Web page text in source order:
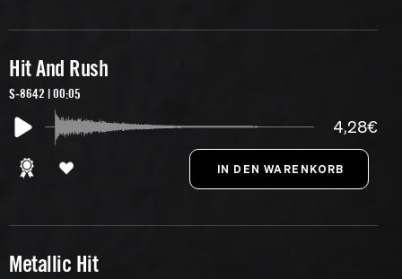
Hit And Rush
S-8642 | 00:05
4,28€
Metallic Hit